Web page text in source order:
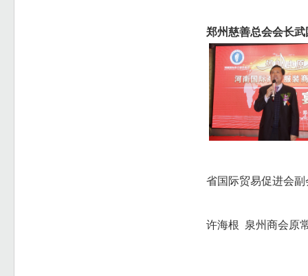
郑州慈善总会会长武
省国际贸易促进会
许海根 泉州商会原